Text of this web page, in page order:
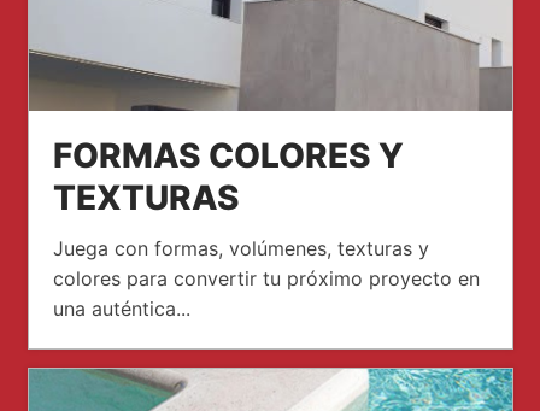
FORMAS COLORES Y
TEXTURAS
Juega con formas, volúmenes, texturas y
colores para convertir tu próximo proyecto en
una auténtica...